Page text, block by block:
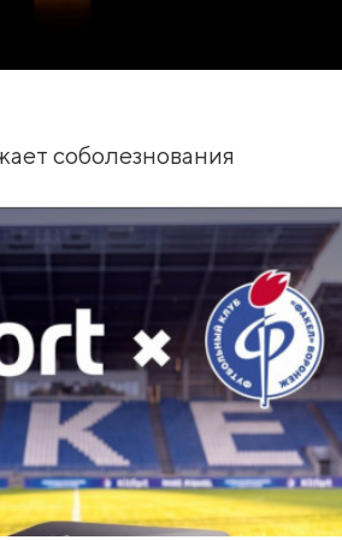
соболезнования